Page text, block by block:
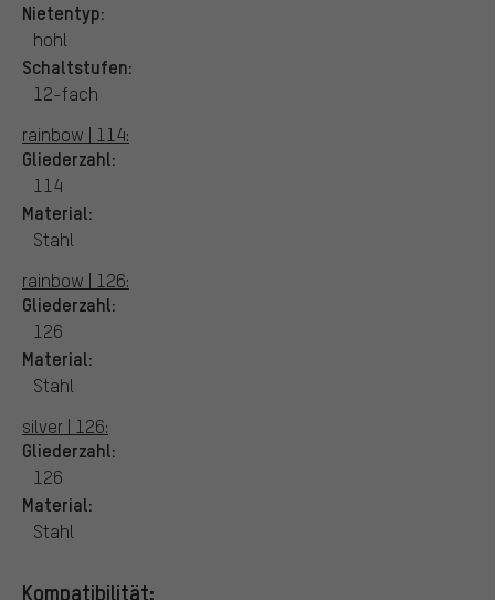
Nietentyp:
hohl
Schaltstufen:
12-fach
rainbow | 114:
Gliederzahl:
114
Material:
Stahl
rainbow | 126:
Gliederzahl:
126
Material:
Stahl
silver | 126:
Gliederzahl:
126
Material:
Stahl
Kompatibilität: